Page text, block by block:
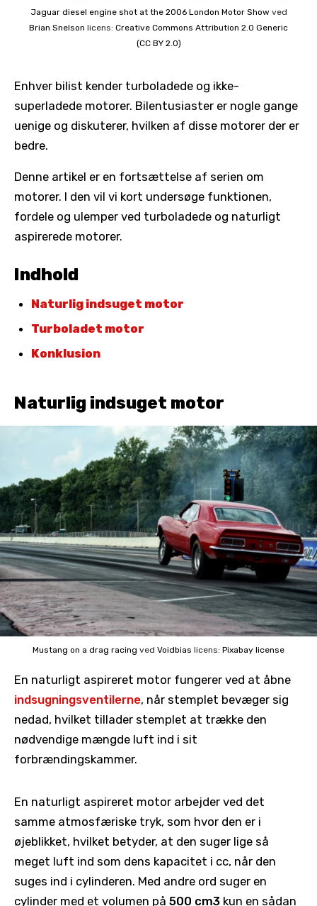
Jaguar diesel engine shot at the 2006 London Motor Show ved
Brian Snelson licens: Creative Commons Attribution 2.0 Generic
(CC BY 2.0)
Enhver bilist kender turboladede og ikke-
superladede motorer. Bilentusiaster er nogle gange
uenige og diskuterer, hvilken af ​​disse motorer der er
bedre.
Denne artikel er en fortsættelse af serien om
motorer. I den vil vi kort undersøge funktionen,
fordele og ulemper ved turboladede og naturligt
aspirerede motorer.
Indhold
Naturlig indsuget motor
Turboladet motor
Konklusion
Naturlig indsuget motor
Mustang on a drag racing ved Voidbias licens: Pixabay license
En naturligt aspireret motor fungerer ved at åbne
indsugningsventilerne, når stemplet bevæger sig
nedad, hvilket tillader stemplet at trække den
nødvendige mængde luft ind i sit
forbrændingskammer.
En naturligt aspireret motor arbejder ved det
samme atmosfæriske tryk, som hvor den er i
øjeblikket, hvilket betyder, at den suger lige så
meget luft ind som dens kapacitet i cc, når den
suges ind i cylinderen. Med andre ord suger en
cylinder med et volumen på 500 cm3 kun en sådan